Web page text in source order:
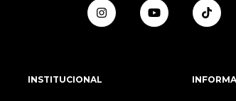
INSTITUCIONAL